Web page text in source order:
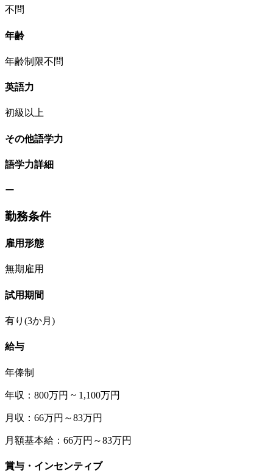
不問
年齢
年齢制限不問
英語力
初級以上
その他語学力
語学力詳細
ー
勤務条件
雇用形態
無期雇用
試用期間
有り(3か月)
給与
年俸制
年収：800万円 ~ 1,100万円
月収：66万円～83万円
月額基本給：66万円～83万円
賞与・インセンティブ